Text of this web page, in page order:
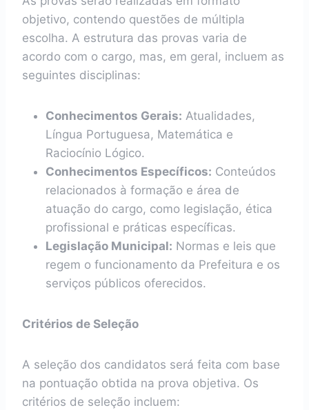
objetivo, contendo questões de múltipla
escolha. A estrutura das provas varia de
acordo com o cargo, mas, em geral, incluem as
seguintes disciplinas:
Conhecimentos Gerais: Atualidades,
Língua Portuguesa, Matemática e
Raciocínio Lógico.
Conhecimentos Específicos: Conteúdos
relacionados à formação e área de
atuação do cargo, como legislação, ética
profissional e práticas específicas.
Legislação Municipal: Normas e leis que
regem o funcionamento da Prefeitura e os
serviços públicos oferecidos.
Critérios de Seleção
A seleção dos candidatos será feita com base
na pontuação obtida na prova objetiva. Os
critérios de seleção incluem: